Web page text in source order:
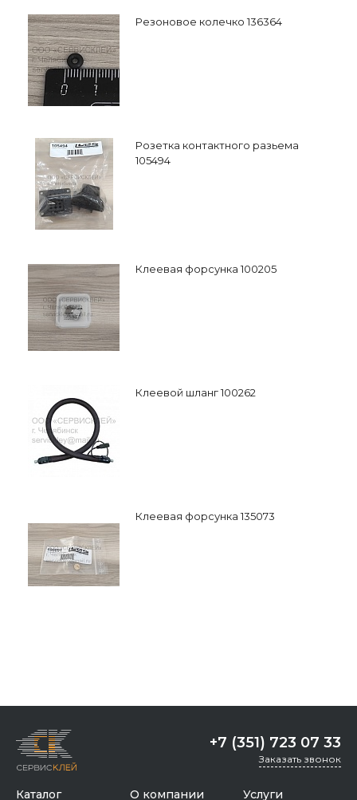
Резоновое колечко 136364
Розетка контактного разьема
105494
Клеевая форсунка 100205
Клеевой шланг 100262
Клеевая форсунка 135073
+7 (351) 723 07 33
Заказать звонок
Каталог О компании Услуги